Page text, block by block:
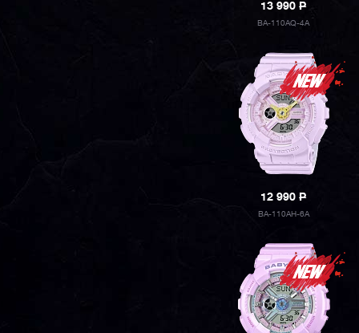
13 990P
BA-110AQ-4A
12 990P
BA-110AH-6A